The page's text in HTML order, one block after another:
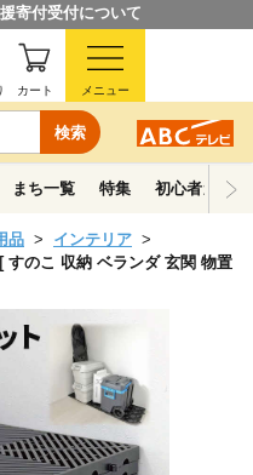
寄付受付について
検索
カート メニュー
まち一覧 特集 初心者ガイド
品
インテリア
のこ 収納 ベランダ 玄関 物置